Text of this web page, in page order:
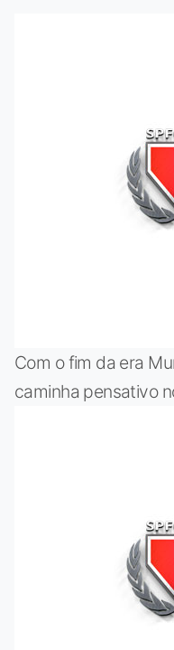
Com o fim da era
caminha pensativo